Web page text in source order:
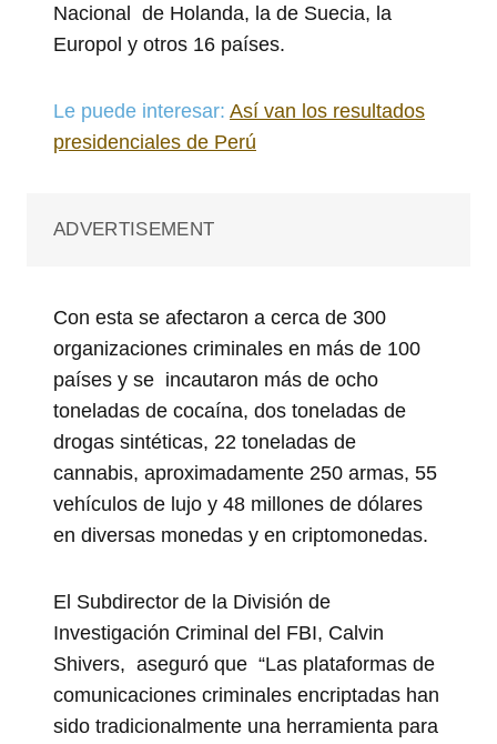
Nacional de Holanda, la de Suecia, la
Europol y otros 16 países.
Le puede interesar: Así van los resultados
presidenciales de Perú
ADVERTISEMENT
Con esta se afectaron a cerca de 300
organizaciones criminales en más de 100
países y se incautaron más de ocho
toneladas de cocaína, dos toneladas de
drogas sintéticas, 22 toneladas de
cannabis, aproximadamente 250 armas, 55
vehículos de lujo y 48 millones de dólares
en diversas monedas y en criptomonedas.
El Subdirector de la División de
Investigación Criminal del FBI, Calvin
Shivers, aseguró que “Las plataformas de
comunicaciones criminales encriptadas han
sido tradicionalmente una herramienta para